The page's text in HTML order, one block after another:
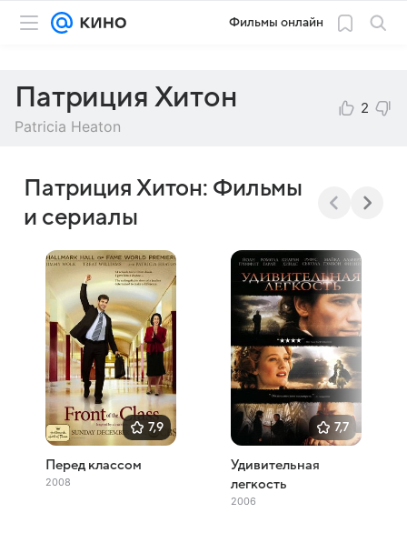
Фильмы онлайн
Патриция Хитон
Patricia Heaton
2
Патриция Хитон: Фильмы
и сериалы
7,9
Перед классом
2008
7,7
Удивительная
легкость
2006